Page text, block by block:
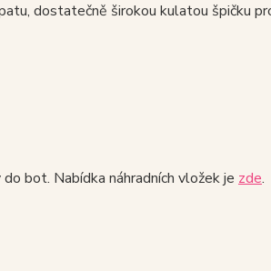
dostatečně širokou kulatou špičku
bot. Nabídka náhradních vložek je zde.